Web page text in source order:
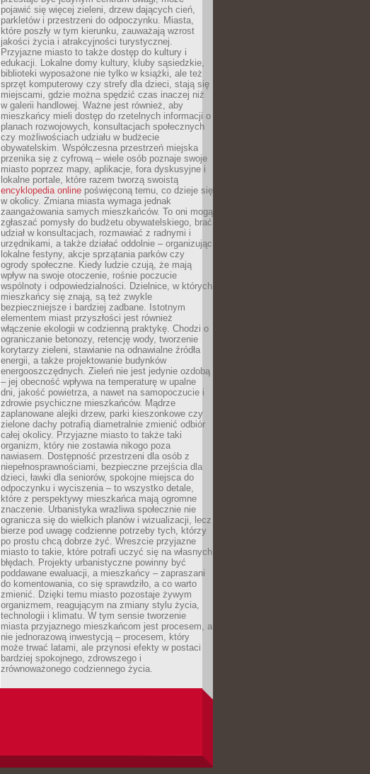
pojawić się więcej zieleni, drzew dających cień,
parkletów i przestrzeni do odpoczynku. Miasta,
które poszły w tym kierunku, zauważają wzrost
jakości życia i atrakcyjności turystycznej.
Przyjazne miasto to także dostęp do kultury i
edukacji. Lokalne domy kultury, kluby sąsiedzkie,
biblioteki wyposażone nie tylko w książki, ale też
sprzęt komputerowy czy strefy dla dzieci, stają się
miejscami, gdzie można spędzić czas inaczej niż
w galerii handlowej. Ważne jest również, aby
mieszkańcy mieli dostęp do rzetelnych informacji o
planach rozwojowych, konsultacjach społecznych
czy możliwościach udziału w budżecie
obywatelskim. Współczesna przestrzeń miejska
przenika się z cyfrową – wiele osób poznaje swoje
miasto poprzez mapy, aplikacje, fora dyskusyjne i
lokalne portale, które razem tworzą swoistą
encyklopedia online poświęconą temu, co dzieje się
w okolicy. Zmiana miasta wymaga jednak
zaangażowania samych mieszkańców. To oni mogą
zgłaszać pomysły do budżetu obywatelskiego, brać
udział w konsultacjach, rozmawiać z radnymi i
urzędnikami, a także działać oddolnie – organizując
lokalne festyny, akcje sprzątania parków czy
ogrody społeczne. Kiedy ludzie czują, że mają
wpływ na swoje otoczenie, rośnie poczucie
wspólnoty i odpowiedzialności. Dzielnice, w których
mieszkańcy się znają, są też zwykle
bezpieczniejsze i bardziej zadbane. Istotnym
elementem miast przyszłości jest również
włączenie ekologii w codzienną praktykę. Chodzi o
ograniczanie betonozy, retencję wody, tworzenie
korytarzy zieleni, stawianie na odnawialne źródła
energii, a także projektowanie budynków
energooszczędnych. Zieleń nie jest jedynie ozdobą
– jej obecność wpływa na temperaturę w upalne
dni, jakość powietrza, a nawet na samopoczucie i
zdrowie psychiczne mieszkańców. Mądrze
zaplanowane alejki drzew, parki kieszonkowe czy
zielone dachy potrafią diametralnie zmienić odbiór
całej okolicy. Przyjazne miasto to także taki
organizm, który nie zostawia nikogo poza
nawiasem. Dostępność przestrzeni dla osób z
niepełnosprawnościami, bezpieczne przejścia dla
dzieci, ławki dla seniorów, spokojne miejsca do
odpoczynku i wyciszenia – to wszystko detale,
które z perspektywy mieszkańca mają ogromne
znaczenie. Urbanistyka wrażliwa społecznie nie
ogranicza się do wielkich planów i wizualizacji, lecz
bierze pod uwagę codzienne potrzeby tych, którzy
po prostu chcą dobrze żyć. Wreszcie przyjazne
miasto to takie, które potrafi uczyć się na własnych
błędach. Projekty urbanistyczne powinny być
poddawane ewaluacji, a mieszkańcy – zapraszani
do komentowania, co się sprawdziło, a co warto
zmienić. Dzięki temu miasto pozostaje żywym
organizmem, reagującym na zmiany stylu życia,
technologii i klimatu. W tym sensie tworzenie
miasta przyjaznego mieszkańcom jest procesem, a
nie jednorazową inwestycją – procesem, który
może trwać latami, ale przynosi efekty w postaci
bardziej spokojnego, zdrowszego i
zrównoważonego codziennego życia.